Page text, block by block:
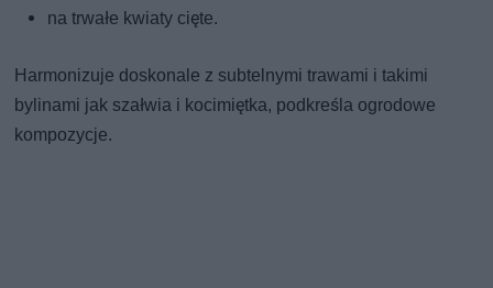
na trwałe kwiaty cięte.
Harmonizuje doskonale z subtelnymi trawami i takimi
bylinami jak szałwia i kocimiętka, podkreśla ogrodowe
kompozycje.